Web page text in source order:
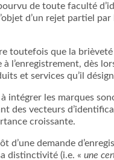
de toute faculté
d’un rejet partiel par
toutefois que la brièveté
l’enregistrement, dès
et services qu’il
intégrer les marques
des vecteurs
croissante.
demande
distinctivité (i.e. «une